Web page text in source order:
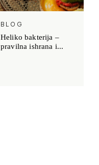
BLOG
Heliko bakterija –
pravilna ishrana i...